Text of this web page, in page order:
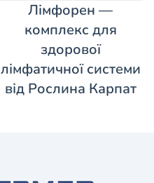
Лімфорен —
комплекс для
здорової
лімфатичної системи
від Рослина Карпат